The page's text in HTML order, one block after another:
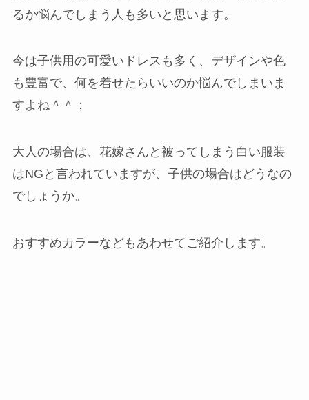
るか悩んでしまう人も多いと思います。
今は子供用の可愛いドレスも多く、デザインや色
も豊富で、何を着せたらいいのか悩んでしまいま
すよね＾＾；
大人の場合は、花嫁さんと被ってしまう白い服装
はNGと言われていますが、子供の場合はどうなの
でしょうか。
おすすめカラーなどもあわせてご紹介します。